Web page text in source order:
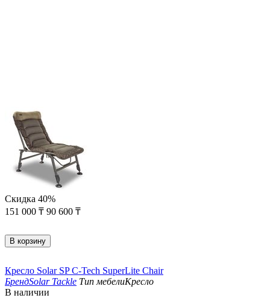
Скидка 40%
151 000 ₸ 90 600 ₸
В корзину
Кресло Solar SP C-Tech SuperLite Chair
БрендSolar Tackle Тип мебелиКресло
В наличии